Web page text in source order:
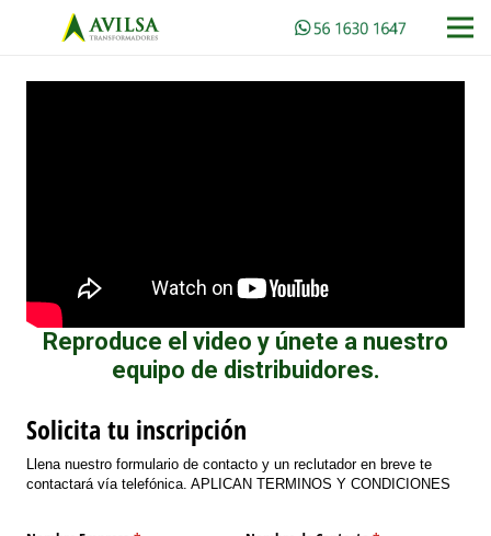
Reproduce el video y únete a nuestro
equipo de distribuidores.